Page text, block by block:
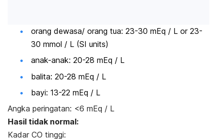
orang dewasa/ orang tua: 23-30 mEq / L or 23-
30 mmol / L (SI units)
anak-anak: 20-28 mEq / L
balita: 20-28 mEq / L
bayi: 13-22 mEq / L
Angka peringatan: <6 mEq / L
Hasil tidak normal:
Kadar CO tinggi: